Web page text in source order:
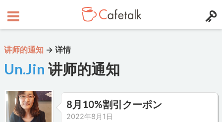
讲师的通知 → 详情
Un.Jin 讲师的通知
8月10%割引クーポン
2022年8月1日